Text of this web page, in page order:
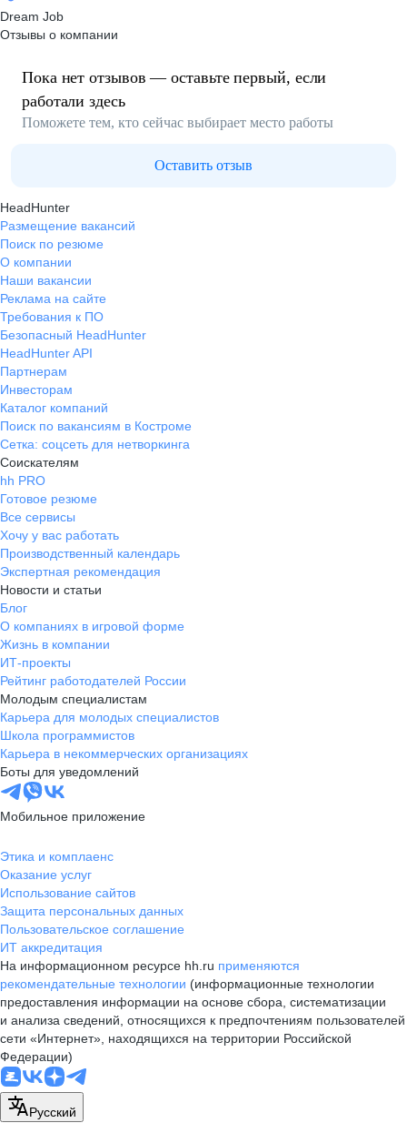
Dream Job
Отзывы о компании
Пока нет отзывов — оставьте первый, если
работали здесь
Поможете тем, кто сейчас выбирает место работы
Оставить отзыв
HeadHunter
Размещение вакансий
Поиск по резюме
О компании
Наши вакансии
Реклама на сайте
Требования к ПО
Безопасный HeadHunter
HeadHunter API
Партнерам
Инвесторам
Каталог компаний
Поиск по вакансиям в Костроме
Сетка: соцсеть для нетворкинга
Соискателям
hh PRO
Готовое резюме
Все сервисы
Хочу у вас работать
Производственный календарь
Экспертная рекомендация
Новости и статьи
Блог
О компаниях в игровой форме
Жизнь в компании
ИТ-проекты
Рейтинг работодателей России
Молодым специалистам
Карьера для молодых специалистов
Школа программистов
Карьера в некоммерческих организациях
Боты для уведомлений
Мобильное приложение
Этика и комплаенс
Оказание услуг
Использование сайтов
Защита персональных данных
Пользовательское соглашение
ИТ аккредитация
На информационном ресурсе hh.ru применяются
рекомендательные технологии (информационные технологии
предоставления информации на основе сбора, систематизации
и анализа сведений, относящихся к предпочтениям пользователей
сети «Интернет», находящихся на территории Российской
Федерации)
Русский